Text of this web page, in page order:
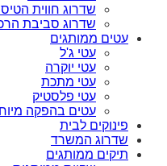
שדרוג חווית
שדרוג סביבת
עטים ממותגים
עטי ג'ל
עטי יוקרה
עטי מתכת
עטי פלסטיק
עטים בהפקה
פינוקים לבית
שדרוג המשרד
תיקים ממותגים